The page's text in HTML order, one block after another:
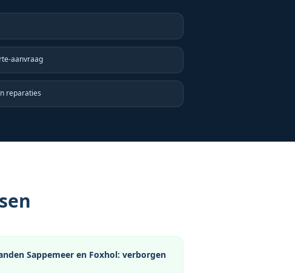
aanvraag
reparaties
Sappemeer en Foxhol: verborgen